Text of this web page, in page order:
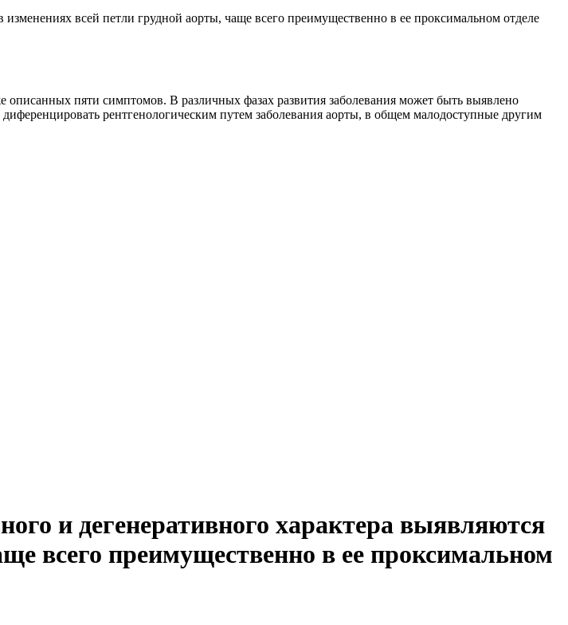
всей петли грудной аорты, чаще всего преимущественно в ее проксимальном отделе
описанных пяти симптомов. В различных фазах развития заболевания может быть выявлено
рентгенологическим путем заболевания аорты, в общем малодоступные другим
и дегенеративного характера выявляются
всего преимущественно в ее проксимальном